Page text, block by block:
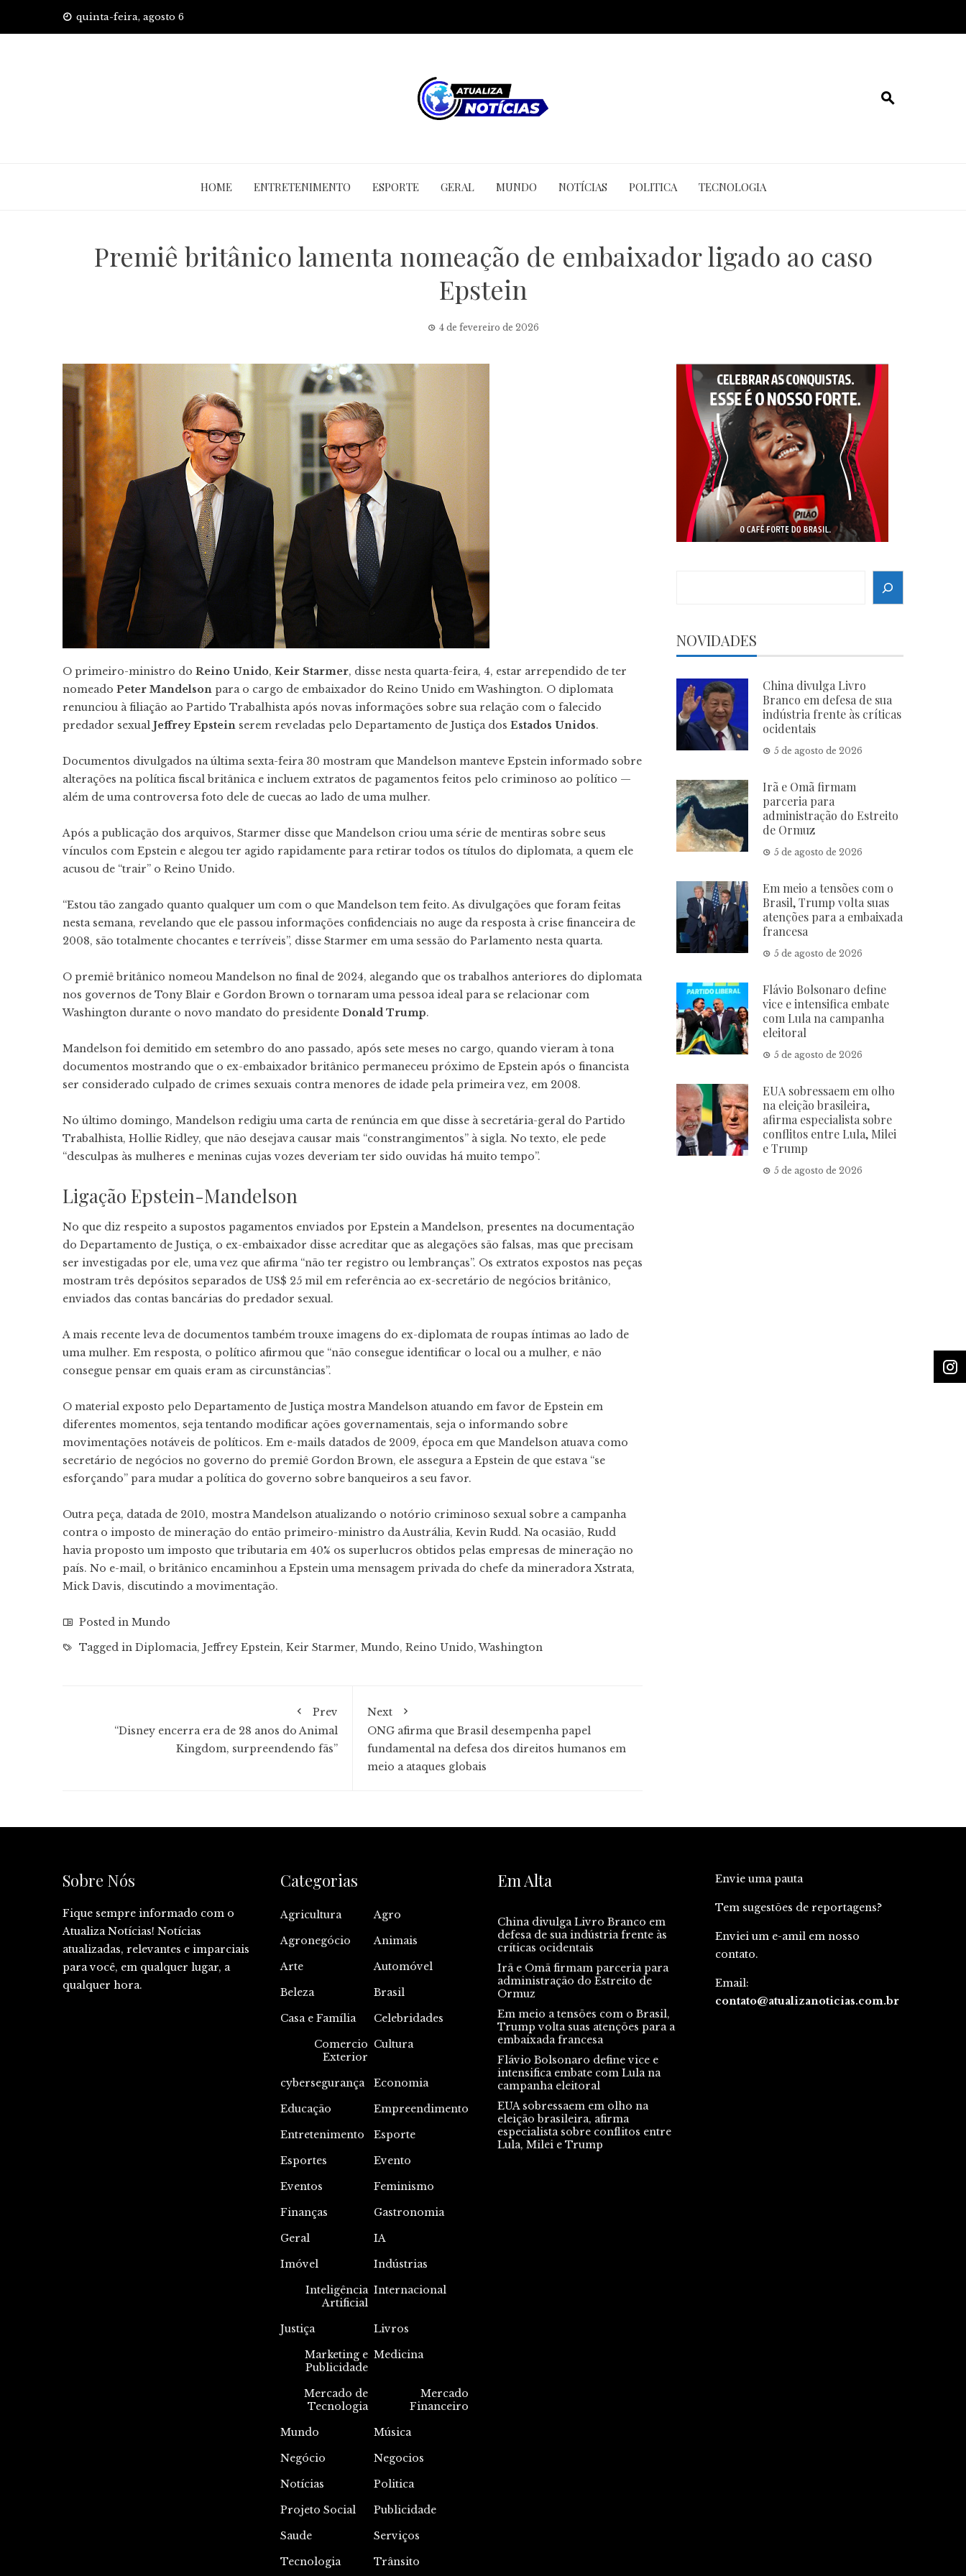
quinta-feira, agosto 6
HOME ENTRETENIMENTO ESPORTE GERAL MUNDO NOTÍCIAS POLITICA TECNOLOGIA
Premiê britânico lamenta nomeação de embaixador ligado ao caso
Epstein
4 de fevereiro de 2026
O primeiro-ministro do Reino Unido, Keir Starmer, disse nesta quarta-feira, 4, estar arrependido de ter
nomeado Peter Mandelson para o cargo de embaixador do Reino Unido em Washington. O diplomata
renunciou à filiação ao Partido Trabalhista após novas informações sobre sua relação com o falecido
predador sexual Jeffrey Epstein serem reveladas pelo Departamento de Justiça dos Estados Unidos.
Documentos divulgados na última sexta-feira 30 mostram que Mandelson manteve Epstein informado sobre
alterações na política fiscal britânica e incluem extratos de pagamentos feitos pelo criminoso ao político —
além de uma controversa foto dele de cuecas ao lado de uma mulher.
Após a publicação dos arquivos, Starmer disse que Mandelson criou uma série de mentiras sobre seus
vínculos com Epstein e alegou ter agido rapidamente para retirar todos os títulos do diplomata, a quem ele
acusou de “trair” o Reino Unido.
“Estou tão zangado quanto qualquer um com o que Mandelson tem feito. As divulgações que foram feitas
nesta semana, revelando que ele passou informações confidenciais no auge da resposta à crise financeira de
2008, são totalmente chocantes e terríveis”, disse Starmer em uma sessão do Parlamento nesta quarta.
O premiê britânico nomeou Mandelson no final de 2024, alegando que os trabalhos anteriores do diplomata
nos governos de Tony Blair e Gordon Brown o tornaram uma pessoa ideal para se relacionar com
Washington durante o novo mandato do presidente Donald Trump.
Mandelson foi demitido em setembro do ano passado, após sete meses no cargo, quando vieram à tona
documentos mostrando que o ex-embaixador britânico permaneceu próximo de Epstein após o financista
ser considerado culpado de crimes sexuais contra menores de idade pela primeira vez, em 2008.
No último domingo, Mandelson redigiu uma carta de renúncia em que disse à secretária-geral do Partido
Trabalhista, Hollie Ridley, que não desejava causar mais “constrangimentos” à sigla. No texto, ele pede
“desculpas às mulheres e meninas cujas vozes deveriam ter sido ouvidas há muito tempo”.
Ligação Epstein-Mandelson
No que diz respeito a supostos pagamentos enviados por Epstein a Mandelson, presentes na documentação
do Departamento de Justiça, o ex-embaixador disse acreditar que as alegações são falsas, mas que precisam
ser investigadas por ele, uma vez que afirma “não ter registro ou lembranças”. Os extratos expostos nas peças
mostram três depósitos separados de US$ 25 mil em referência ao ex-secretário de negócios britânico,
enviados das contas bancárias do predador sexual.
A mais recente leva de documentos também trouxe imagens do ex-diplomata de roupas íntimas ao lado de
uma mulher. Em resposta, o político afirmou que “não consegue identificar o local ou a mulher, e não
consegue pensar em quais eram as circunstâncias”.
O material exposto pelo Departamento de Justiça mostra Mandelson atuando em favor de Epstein em
diferentes momentos, seja tentando modificar ações governamentais, seja o informando sobre
movimentações notáveis de políticos. Em e-mails datados de 2009, época em que Mandelson atuava como
secretário de negócios no governo do premiê Gordon Brown, ele assegura a Epstein de que estava “se
esforçando” para mudar a política do governo sobre banqueiros a seu favor.
Outra peça, datada de 2010, mostra Mandelson atualizando o notório criminoso sexual sobre a campanha
contra o imposto de mineração do então primeiro-ministro da Austrália, Kevin Rudd. Na ocasião, Rudd
havia proposto um imposto que tributaria em 40% os superlucros obtidos pelas empresas de mineração no
país. No e-mail, o britânico encaminhou a Epstein uma mensagem privada do chefe da mineradora Xstrata,
Mick Davis, discutindo a movimentação.
Posted in Mundo
Tagged in Diplomacia, Jeffrey Epstein, Keir Starmer, Mundo, Reino Unido,Washington
Prev
“Disney encerra era de 28 anos do Animal
Kingdom, surpreendendo fãs”
Next
ONG afirma que Brasil desempenha papel
fundamental na defesa dos direitos humanos em
meio a ataques globais
NOVIDADES
China divulga Livro
Branco em defesa de sua
indústria frente às críticas
ocidentais
5 de agosto de 2026
Irã e Omã firmam
parceria para
administração do Estreito
de Ormuz
5 de agosto de 2026
Em meio a tensões com o
Brasil, Trump volta suas
atenções para a embaixada
francesa
5 de agosto de 2026
Flávio Bolsonaro define
vice e intensifica embate
com Lula na campanha
eleitoral
5 de agosto de 2026
EUA sobressaem em olho
na eleição brasileira,
afirma especialista sobre
conflitos entre Lula, Milei
e Trump
5 de agosto de 2026
Sobre Nós
Fique sempre informado com o
Atualiza Notícias! Notícias
atualizadas, relevantes e imparciais
para você, em qualquer lugar, a
qualquer hora.
Categorias
Agricultura
Agro
Agronegócio
Animais
Arte
Automóvel
Beleza
Brasil
Casa e Família
Celebridades
Comercio
Exterior
Cultura
cybersegurança
Economia
Educação
Empreendimento
Entretenimento
Esporte
Esportes
Evento
Eventos
Feminismo
Finanças
Gastronomia
Geral
IA
Imóvel
Indústrias
Inteligência
Artificial
Internacional
Justiça
Livros
Marketing e
Publicidade
Medicina
Mercado de
Tecnologia
Mercado
Financeiro
Mundo
Música
Negócio
Negocios
Notícias
Politica
Projeto Social
Publicidade
Saude
Serviços
Tecnologia
Trânsito
Em Alta
China divulga Livro Branco em
defesa de sua indústria frente às
críticas ocidentais
Irã e Omã firmam parceria para
administração do Estreito de
Ormuz
Em meio a tensões com o Brasil,
Trump volta suas atenções para a
embaixada francesa
Flávio Bolsonaro define vice e
intensifica embate com Lula na
campanha eleitoral
EUA sobressaem em olho na
eleição brasileira, afirma
especialista sobre conflitos entre
Lula, Milei e Trump
Envie uma pauta
Tem sugestões de reportagens?
Enviei um e-amil em nosso
contato.
Email:
contato@atualizanoticias.com.br